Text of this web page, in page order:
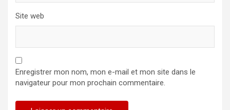
Site web
Enregistrer mon nom, mon e-mail et mon site dans le
navigateur pour mon prochain commentaire.